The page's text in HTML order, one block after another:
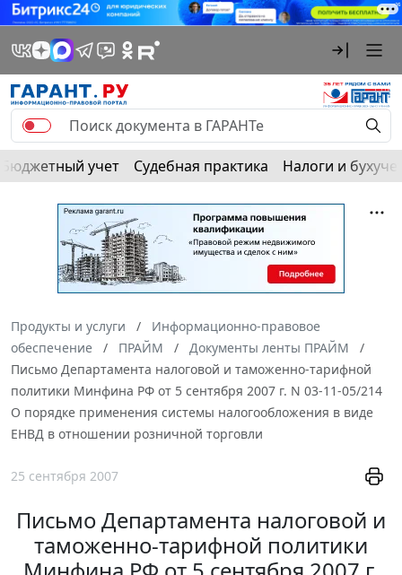
Бюджетный учет Судебная практика Налоги и
Продукты и услуги
Информационно-правовое
обеспечение
ПРАЙМ
Документы ленты ПРАЙМ
Письмо Департамента налоговой и таможенно-тарифной
политики Минфина РФ от 5 сентября 2007 г. N 03-11-05/214
О порядке применения системы налогообложения в виде
ЕНВД в отношении розничной торговли
25 сентября 2007
Письмо Департамента налоговой и
таможенно-тарифной политики